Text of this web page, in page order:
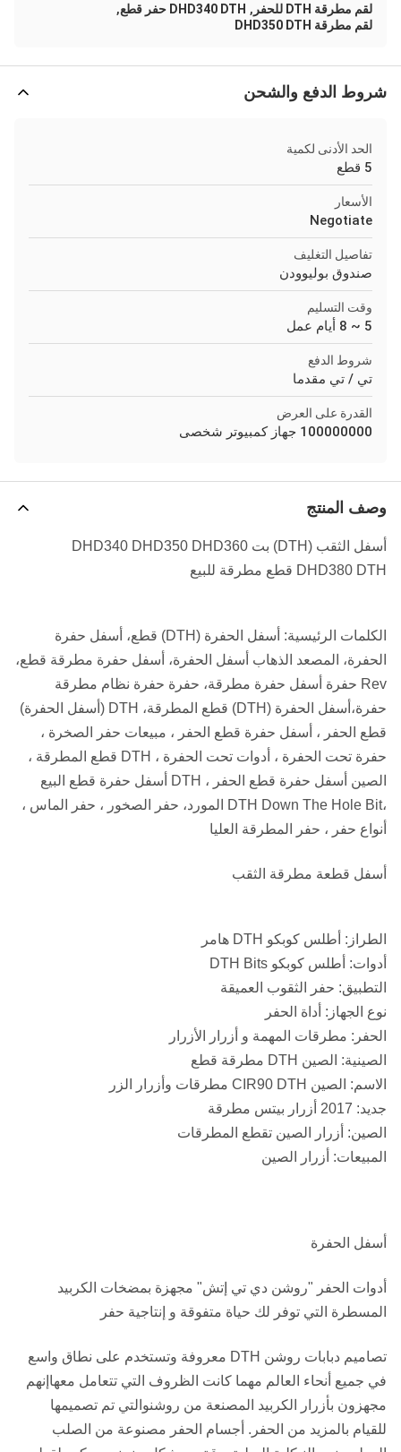
لقم مطرقة DTH للحفر
, DHD340 DTH حفر قطع ,
لقم مطرقة DHD350 DTH
شروط الدفع والشحن
الحد الأدنى لكمية
5 قطع
الأسعار
Negotiate
تفاصيل التغليف
صندوق بوليوودن
وقت التسليم
5 ~ 8 أيام عمل
شروط الدفع
تي / تي مقدما
القدرة على العرض
100000000 جهاز كمبيوتر شخصى
وصف المنتج
أسفل الثقب (DTH) بت DHD340 DHD350 DHD360
DHD380 DTH قطع مطرقة للبيع
الكلمات الرئيسية: أسفل الحفرة (DTH) قطع، أسفل حفرة
الحفرة، المصعد الذهاب أسفل الحفرة، أسفل حفرة مطرقة قطع،
Rev حفرة أسفل حفرة مطرقة، حفرة حفرة نظام مطرقة
حفرة،أسفل الحفرة (DTH) قطع المطرقة، DTH (أسفل الحفرة)
قطع الحفر ، أسفل حفرة قطع الحفر ، مبيعات حفر الصخرة ،
حفرة تحت الحفرة ، أدوات تحت الحفرة ، DTH قطع المطرقة ،
الصين أسفل حفرة قطع الحفر ، DTH أسفل حفرة قطع البيع
،DTH Down The Hole Bit المورد، حفر الصخور ، حفر الماس ،
أنواع حفر ، حفر المطرقة العليا
أسفل قطعة مطرقة الثقب
الطراز: أطلس كوبكو DTH هامر
أدوات: أطلس كوبكو DTH Bits
التطبيق: حفر الثقوب العميقة
نوع الجهاز: أداة الحفر
الحفر: مطرقات المهمة و أزرار الأزرار
الصينية: الصين DTH مطرقة قطع
الاسم: الصين CIR90 DTH مطرقات وأزرار الزر
جديد: 2017 أزرار بيتس مطرقة
الصين: أزرار الصين تقطع المطرقات
المبيعات: أزرار الصين
أسفل الحفرة
أدوات الحفر "روشن دي تي إتش" مجهزة بمضخات الكربيد
المسطرة التي توفر لك حياة متفوقة و إنتاجية حفر
تصاميم دبابات روشن DTH معروفة وتستخدم على نطاق واسع
في جميع أنحاء العالم مهما كانت الظروف التي تتعامل معهاإنهم
مجهزون بأزرار الكربيد المصنعة من روشنوالتي تم تصميمها
للقيام بالمزيد من الحفر. أجسام الحفر مصنوعة من الصلب